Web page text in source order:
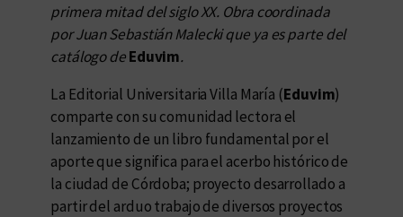
primera mitad del siglo XX. Obra coordinada
por Juan Sebastián Malecki que ya es parte del
catálogo deEduvim.
La Editorial Universitaria Villa María (Eduvim)
comparte con su comunidad lectora el
lanzamiento de un libro fundamental por el
aporte que significa para el acerbo histórico de
la ciudad de Córdoba; proyecto desarrollado a
partir del arduo trabajo de diversos proyectos